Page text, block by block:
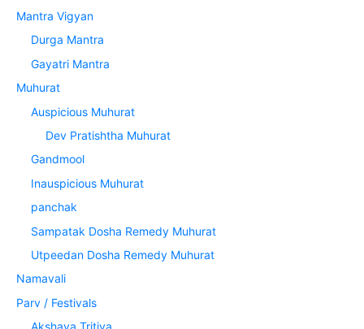
Mantra Vigyan
Durga Mantra
Gayatri Mantra
Muhurat
Auspicious Muhurat
Dev Pratishtha Muhurat
Gandmool
Inauspicious Muhurat
panchak
Sampatak Dosha Remedy Muhurat
Utpeedan Dosha Remedy Muhurat
Namavali
Parv / Festivals